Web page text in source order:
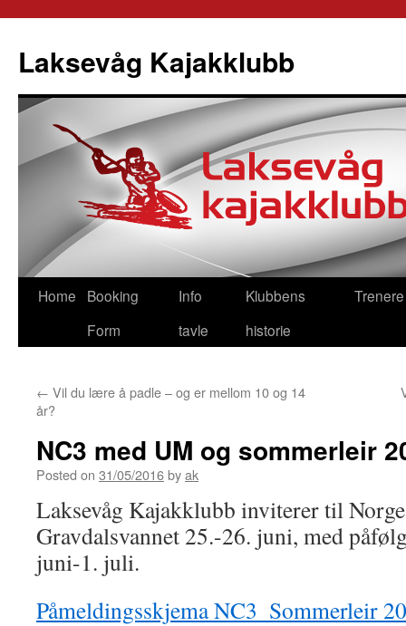
content
Laksevåg Kajakklubb
Home
Booking
Form
Info
tavle
Klubbens
historie
Trenere
← Vil du lære å padle – og er mellom 10 og 14
år?
NC3 med UM og sommerleir
Posted on 31/05/2016byak
Laksevåg Kajakklubb inviterer til
Gravdalsvannet 25.-26. juni, med
juni-1. juli.
Påmeldingsskjema NC3_Sommerleir